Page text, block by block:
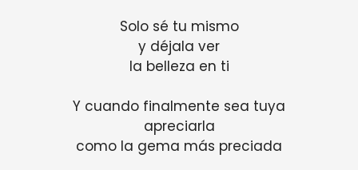
Solo sé tu mismo
y déjala ver
la belleza en ti
Y cuando finalmente sea tuya
apreciarla
como la gema más preciada